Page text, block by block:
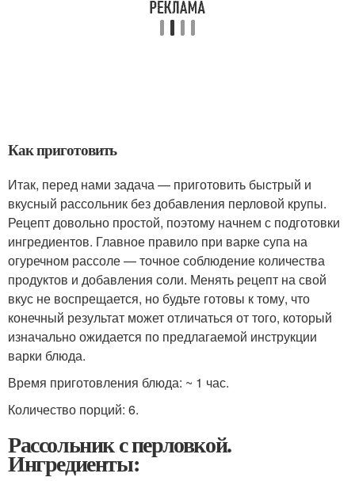
Как приготовить
Итак, перед нами задача — приготовить быстрый и
вкусный рассольник без добавления перловой крупы.
Рецепт довольно простой, поэтому начнем с подготовки
ингредиентов. Главное правило при варке супа на
огуречном рассоле — точное соблюдение количества
продуктов и добавления соли. Менять рецепт на свой
вкус не воспрещается, но будьте готовы к тому, что
конечный результат может отличаться от того, который
изначально ожидается по предлагаемой инструкции
варки блюда.
Время приготовления блюда: ~ 1 час.
Количество порций: 6.
Рассольник с перловкой.
Ингредиенты: